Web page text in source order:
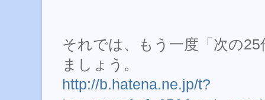
それでは、もう一度「次の
ましょう。
http://b.hatena.ne.jp/t?